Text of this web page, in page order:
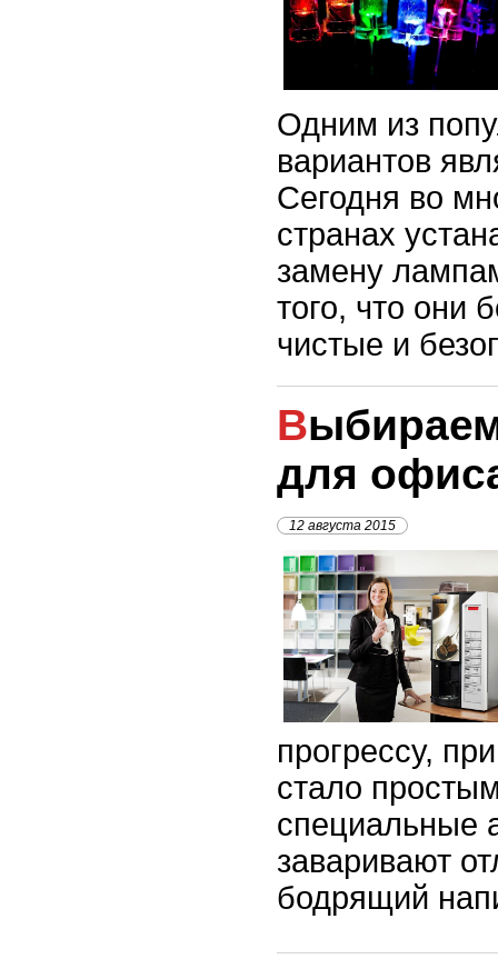
Одним из
вариантов
Сегодня во
странах
замену
того, что они
чистые и
Выбираем кофемашину
для
12 августа 2015
прогрессу,
стало
специальные
заваривают
бодрящий